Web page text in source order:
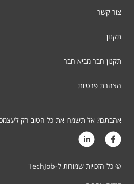
צור קשר
תקנון
תקנון חבר מביא חבר
הצהרת פרטיות
אהבתם? אל תשמרו את כל הטוב רק
© כל הזכויות שמורות ל-TechJob